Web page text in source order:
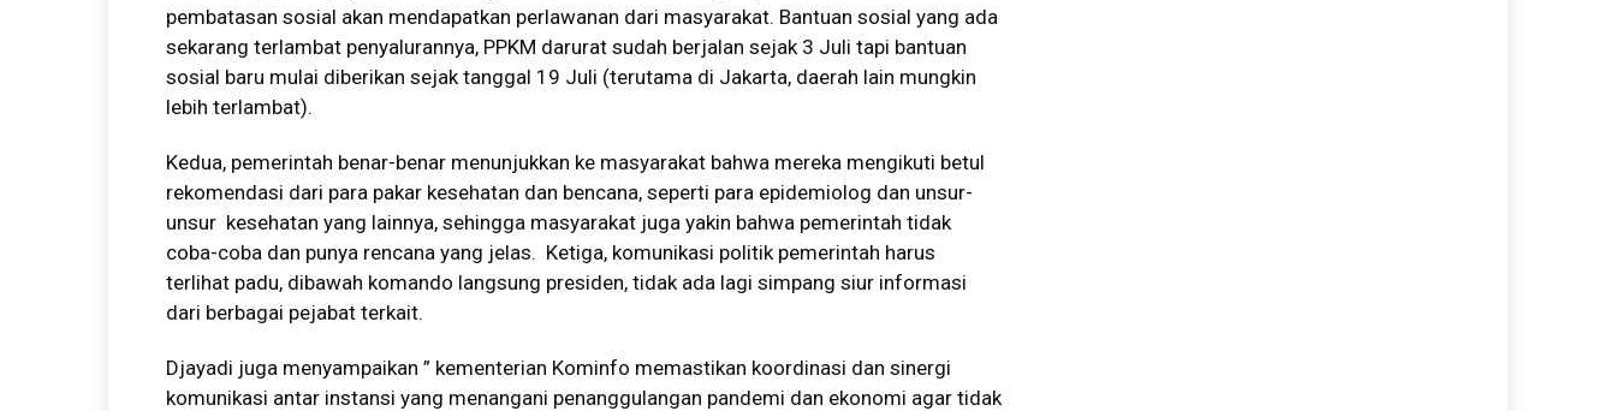
pembatasan sosial akan mendapatkan perlawanan dari masyarakat. Bantuan sosial yang ada
sekarang terlambat penyalurannya, PPKM darurat sudah berjalan sejak 3 Juli tapi bantuan
sosial baru mulai diberikan sejak tanggal 19 Juli (terutama di Jakarta, daerah lain mungkin
lebih terlambat).
Kedua, pemerintah benar-benar menunjukkan ke masyarakat bahwa mereka mengikuti betul
rekomendasi dari para pakar kesehatan dan bencana, seperti para epidemiolog dan unsur-
unsur kesehatan yang lainnya, sehingga masyarakat juga yakin bahwa pemerintah tidak
coba-coba dan punya rencana yang jelas. Ketiga, komunikasi politik pemerintah harus
terlihat padu, dibawah komando langsung presiden, tidak ada lagi simpang siur informasi
dari berbagai pejabat terkait.
Djayadi juga menyampaikan ” kementerian Kominfo memastikan koordinasi dan sinergi
komunikasi antar instansi yang menangani penanggulangan pandemi dan ekonomi agar tidak